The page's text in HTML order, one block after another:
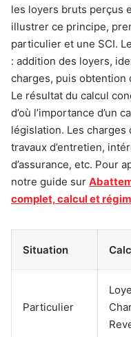
les loyers bruts perçus
illustrer ce principe,
particulier et une SCI.
: addition des loyers,
charges, puis obtention
Le résultat du calcul
d’où l’importance d’un
législation. Les
travaux d’entretien,
d’assurance, etc. Pour
notre guide sur
complet, calcul et
Situation
Particulier